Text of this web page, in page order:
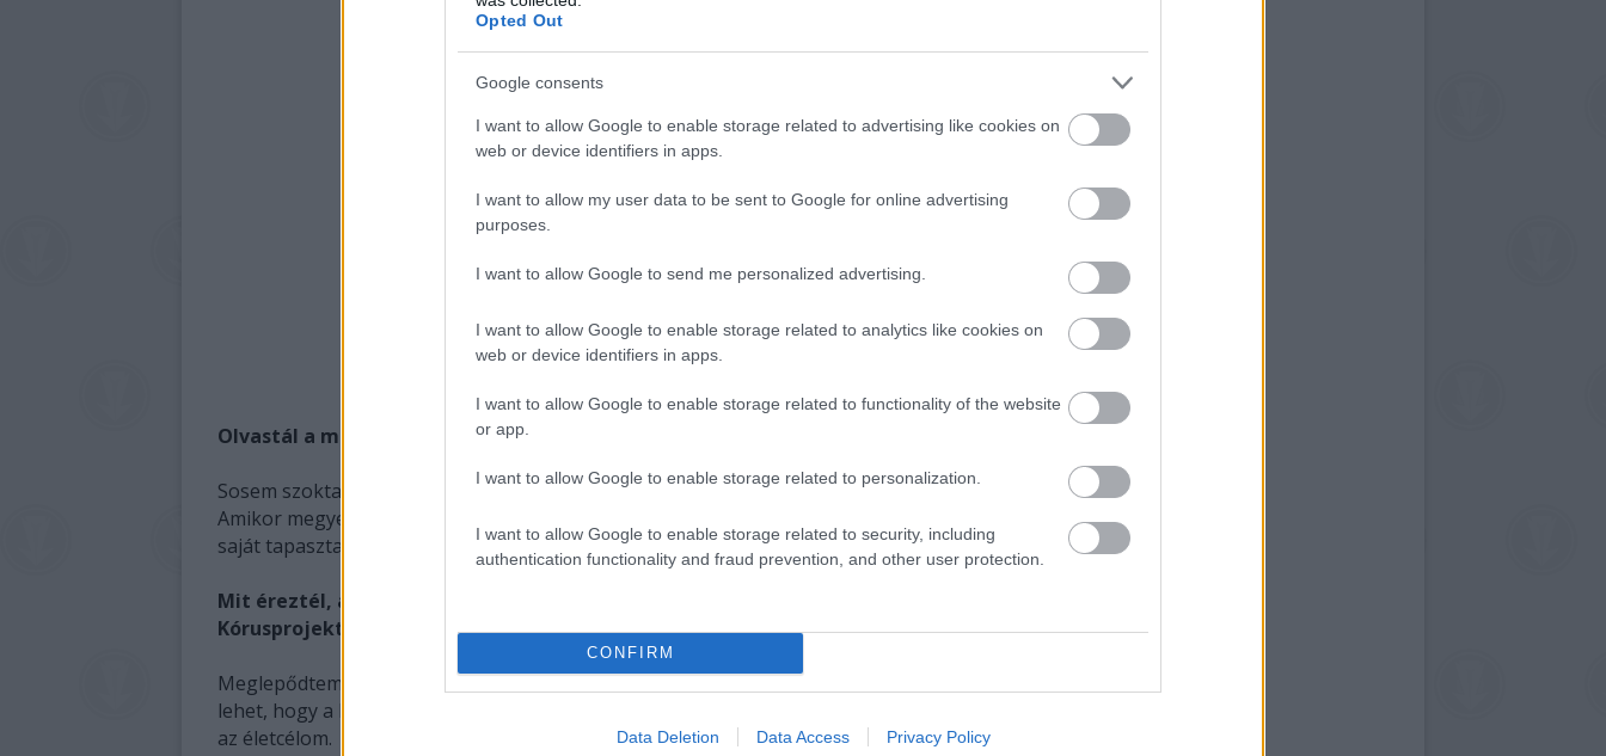
Opted Out
Google consents
I want to allow Google to enable storage related to advertising like cookies on
web or device identifiers in apps.
I want to allow my user data to be sent to Google for online advertising
purposes.
I want to allow Google to send me personalized advertising.
I want to allow Google to enable storage related to analytics like cookies on
web or device identifiers in apps.
I want to allow Google to enable storage related to functionality of the website
or app.
I want to allow Google to enable storage related to personalization.
I want to allow Google to enable storage related to security, including
authentication functionality and fraud prevention, and other user protection.
CONFIRM
Data Deletion Data Access Privacy Policy
Olvastál a magyar társadalomról, mielőtt Budapestre jöttél?
Sosem szoktam felkészülni. Megérkeztem, körülnéztem és megismertem pár embert.
Amikor megyek valahová, szeretek eltévedni. Nem érdekelnek a politikai problémák, a
saját tapasztalataimon keresztül szeretek megismerni egy-egy várost.
Mit éreztél, amikor Egyiptomban olyan sok ember csatlakozott a
Kórusprojekthez?
Meglepődtem, ez természetes, de ez egy annyira kiszámíthatatlan folyamat, hogy
lehet, hogy a következő alkalommal nem jön létre semmi. Nem érzem, hogy ez lenne
az életcélom.